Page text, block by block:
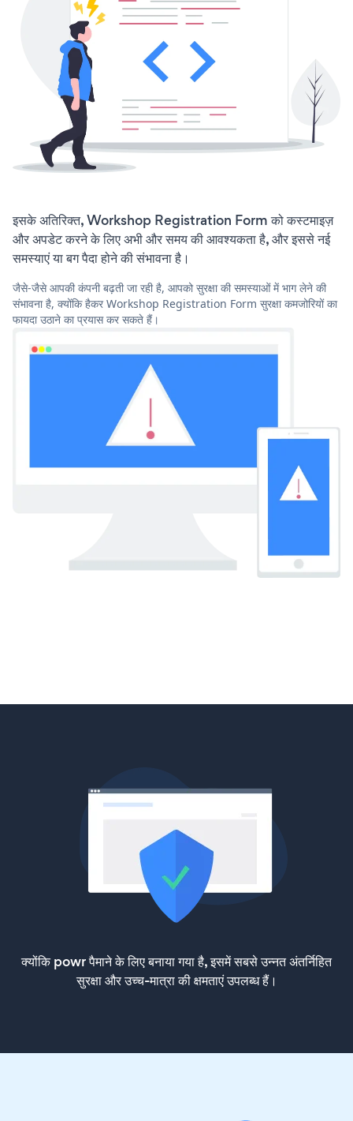
इसके अतिरिक्त, Workshop Registration Form को कस्टमाइज़
और अपडेट करने के लिए अभी और समय की आवश्यकता है, और इससे नई
समस्याएं या बग पैदा होने की संभावना है।
जैसे-जैसे आपकी कंपनी बढ़ती जा रही है, आपको सुरक्षा की समस्याओं में भाग लेने की
संभावना है, क्योंकि हैकर Workshop Registration Form सुरक्षा कमजोरियों का
फायदा उठाने का प्रयास कर सकते हैं।
क्योंकि powr पैमाने के लिए बनाया गया है, इसमें सबसे उन्नत अंतर्निहित
सुरक्षा और उच्च-मात्रा की क्षमताएं उपलब्ध हैं।